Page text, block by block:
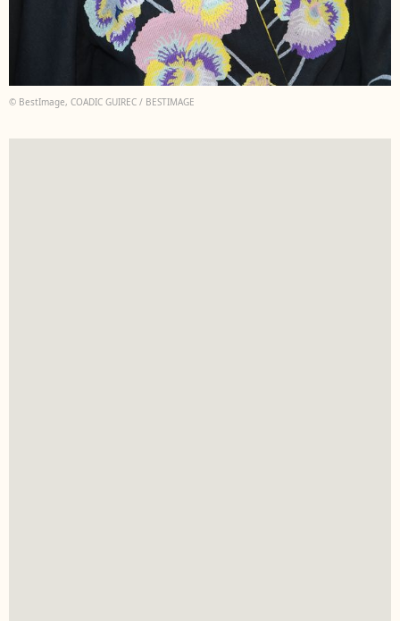
© BestImage, COADIC GUIREC / BESTIMAGE